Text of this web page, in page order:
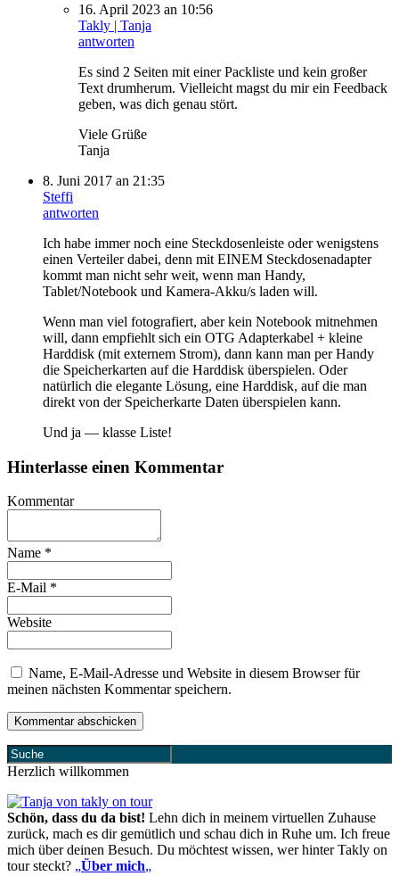
16. April 2023 an 10:56
Takly | Tanja
antworten
Es sind 2 Seiten mit einer Packliste und kein großer
Text drumherum. Vielleicht magst du mir ein Feedback
geben, was dich genau stört.
Viele Grüße
Tanja
8. Juni 2017 an 21:35
Steffi
antworten
Ich habe immer noch eine Steckdosenleiste oder wenigstens
einen Verteiler dabei, denn mit EINEM Steckdosenadapter
kommt man nicht sehr weit, wenn man Handy,
Tablet/Notebook und Kamera-Akku/s laden will.
Wenn man viel fotografiert, aber kein Notebook mitnehmen
will, dann empfiehlt sich ein OTG Adapterkabel + kleine
Harddisk (mit externem Strom), dann kann man per Handy
die Speicherkarten auf die Harddisk überspielen. Oder
natürlich die elegante Lösung, eine Harddisk, auf die man
direkt von der Speicherkarte Daten überspielen kann.
Und ja — klasse Liste!
Hinterlasse einen Kommentar
Kommentar
Name *
E-Mail *
Website
Name, E-Mail-Adresse und Website in diesem Browser für
meinen nächsten Kommentar speichern.
Herzlich willkommen
Schön, dass du da bist! Lehn dich in meinem virtuellen Zuhause
zurück, mach es dir gemütlich und schau dich in Ruhe um. Ich freue
mich über deinen Besuch. Du möchtest wissen, wer hinter Takly on
tour steckt? „Über mich„